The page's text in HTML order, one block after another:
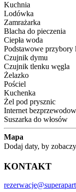
Kuchnia
Lodówka
Zamrażarka
Blacha do pieczenia
Ciepła woda
Podstawowe przybory
Czujnik dymu
Czujnik tlenku węgla
Żelazko
Pościel
Kuchenka
Żel pod prysznic
Internet
Suszarka do włosów
Mapa
Dodaj daty, by
KONTAKT